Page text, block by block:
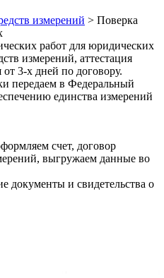
измерений > Поверка
работ для юридических
измерений, аттестация
3-х дней по договору.
передаем в Федеральный
единства измерений
счет, договор
выгружаем данные во
документы и свидетельства о